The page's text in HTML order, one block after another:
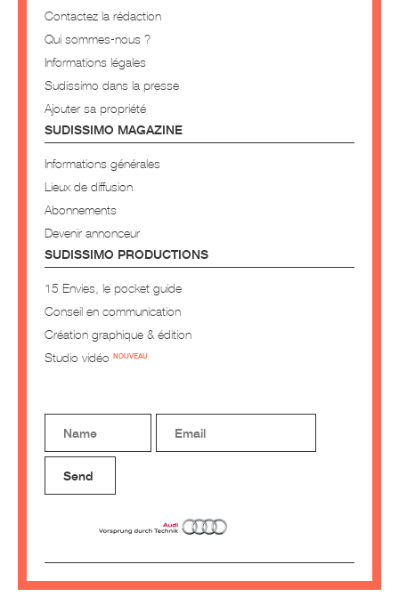
Contactez la rédaction
Qui sommes-nous ?
Informations légales
Sudissimo dans la presse
Ajouter sa propriété
SUDISSIMO MAGAZINE
Informations générales
Lieux de diffusion
Abonnements
Devenir annonceur
SUDISSIMO PRODUCTIONS
15 Envies, le pocket guide
Conseil en communication
Création graphique & édition
Studio vidéo NOUVEAU